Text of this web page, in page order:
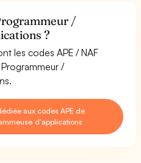
/
?
les codes APE / NAF
/
aux codes APE de
d'applications